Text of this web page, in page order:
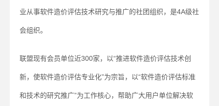
业从事软件造价评估技术研究与推广的社团组织，是4A级社
会组织。
联盟现有会员单位近300家，以“推进软件造价评估技术创
新，使软件造价评估专业化”为宗旨，以“软件造价评估标准
和技术的研究推广”为工作核心，帮助广大用户单位解决软